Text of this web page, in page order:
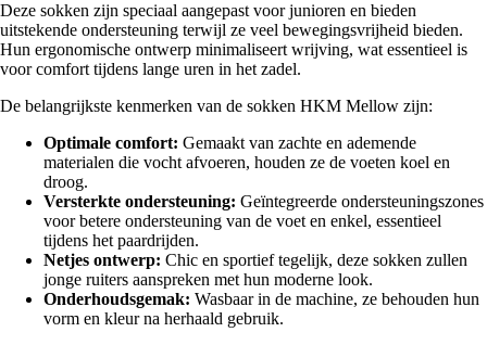
Deze sokken zijn speciaal aangepast voor junioren en bieden
uitstekende ondersteuning terwijl ze veel bewegingsvrijheid bieden.
Hun ergonomische ontwerp minimaliseert wrijving, wat essentieel is
voor comfort tijdens lange uren in het zadel.
De belangrijkste kenmerken van de sokken HKM Mellow zijn:
Optimale comfort: Gemaakt van zachte en ademende
materialen die vocht afvoeren, houden ze de voeten koel en
droog.
Versterkte ondersteuning: Geïntegreerde ondersteuningszones
voor betere ondersteuning van de voet en enkel, essentieel
tijdens het paardrijden.
Netjes ontwerp: Chic en sportief tegelijk, deze sokken zullen
jonge ruiters aanspreken met hun moderne look.
Onderhoudsgemak: Wasbaar in de machine, ze behouden hun
vorm en kleur na herhaald gebruik.